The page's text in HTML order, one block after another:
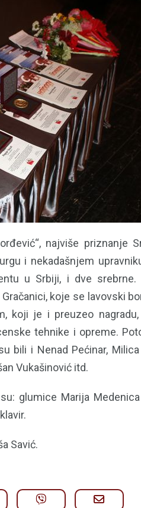
najviše priznanje
i nekadašnjem
u Srbiji, i dve srebrne.
koje se lavovski
koji je i preuzeo
tehnike i opreme.
bili i Nenad Pećinar,
Vukašinović itd.
glumice Marija
Savić.